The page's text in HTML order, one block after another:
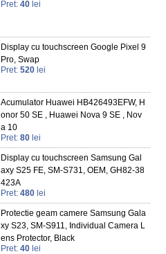
Pret: 40 lei
Display cu touchscreen Google Pixel 9
Pro, Swap
Pret: 520 lei
Acumulator Huawei HB426493EFW, H
onor 50 SE , Huawei Nova 9 SE , Nov
a 10
Pret: 80 lei
Display cu touchscreen Samsung Gal
axy S25 FE, SM-S731, OEM, GH82-38
423A
Pret: 480 lei
Protectie geam camere Samsung Gala
xy S23, SM-S911, Individual Camera L
ens Protector, Black
Pret: 40 lei